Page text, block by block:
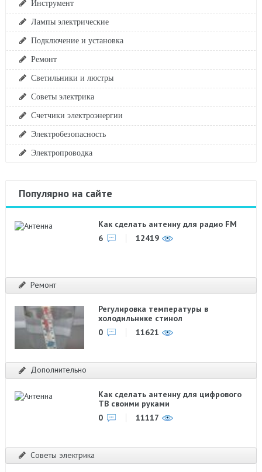
Инструмент
Лампы электрические
Подключение и установка
Ремонт
Светильники и люстры
Советы электрика
Счетчики электроэнергии
Электробезопасность
Электропроводка
Популярно на сайте
Как сделать антенну для радио FM
6
12419
Ремонт
Регулировка температуры в
холодильнике стинол
0
11621
Дополнительно
Как сделать антенну для цифрового
ТВ своими руками
0
11117
Советы электрика